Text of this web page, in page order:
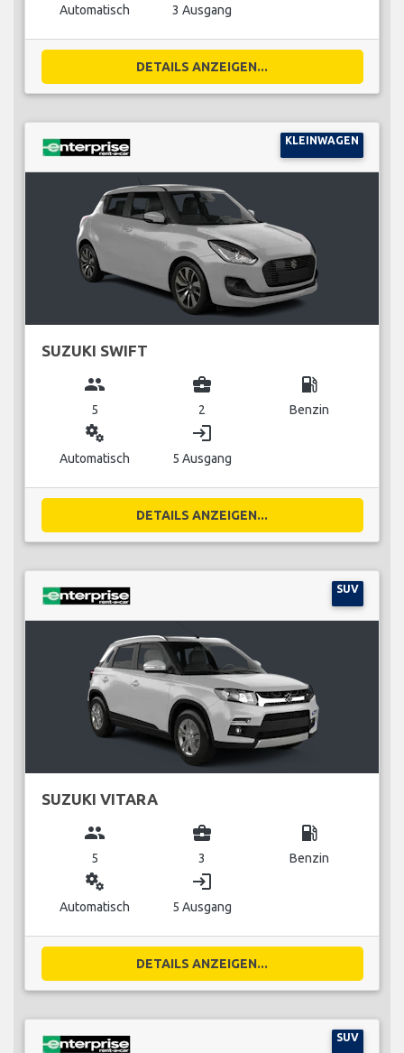
Automatisch 3 Ausgang
DETAILS ANZEIGEN...
KLEINWAGEN
SUZUKI SWIFT
group
5
business_center
2
local_gas_station
Benzin
miscellaneous_services
Automatisch
login
5 Ausgang
DETAILS ANZEIGEN...
SUV
SUZUKI VITARA
group
5
business_center
3
local_gas_station
Benzin
miscellaneous_services
Automatisch
login
5 Ausgang
DETAILS ANZEIGEN...
SUV